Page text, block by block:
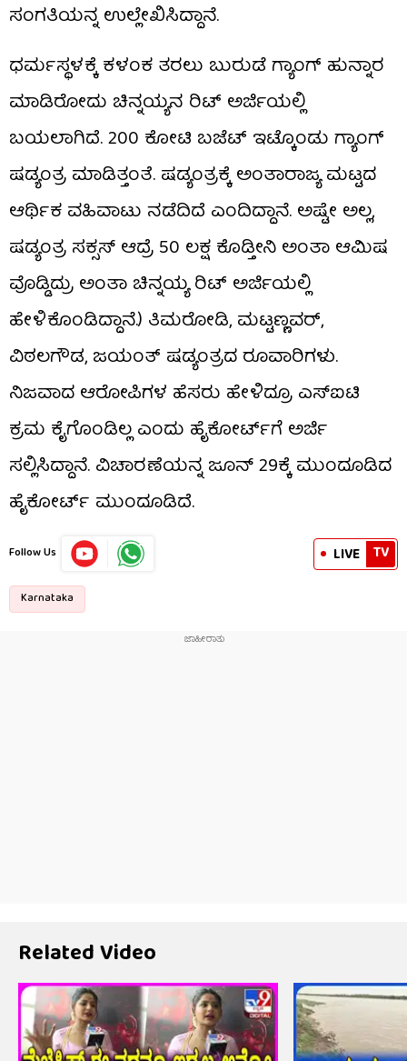
ಸಂಗತಿಯನ್ನ ಉಲ್ಲೇಖಿಸಿದ್ದಾನೆ.
ಧರ್ಮಸ್ಥಳಕ್ಕೆ ಕಳಂಕ ತರಲು ಬುರುಡೆ ಗ್ಯಾಂಗ್‌ ಹುನ್ನಾರ
ಮಾಡಿರೋದು ಚಿನ್ನಯ್ಯನ ರಿಟ್ ಅರ್ಜಿಯಲ್ಲಿ
ಬಯಲಾಗಿದೆ. 200 ಕೋಟಿ ಬಜೆಟ್ ಇಟ್ಕೊಂಡು ಗ್ಯಾಂಗ್
ಷಡ್ಯಂತ್ರ ಮಾಡಿತ್ತಂತೆ. ಷಡ್ಯಂತ್ರಕ್ಕೆ ಅಂತಾರಾಜ್ಯ ಮಟ್ಟದ
ಆರ್ಥಿಕ ವಹಿವಾಟು ನಡೆದಿದೆ ಎಂದಿದ್ದಾನೆ. ಅಷ್ಟೇ ಅಲ್ಲ,
ಷಡ್ಯಂತ್ರ ಸಕ್ಸಸ್ ಆದ್ರೆ 50 ಲಕ್ಷ ಕೊಡ್ತೀನಿ ಅಂತಾ ಆಮಿಷ
ವೊಡ್ಡಿದ್ರು ಅಂತಾ ಚಿನ್ನಯ್ಯ ರಿಟ್ ಅರ್ಜಿಯಲ್ಲಿ
ಹೇಳಿಕೊಂಡಿದ್ದಾನೆ.) ತಿಮರೋಡಿ, ಮಟ್ಟಣ್ಣವರ್,
ವಿಠಲಗೌಡ, ಜಯಂತ್ ಷಡ್ಯಂತ್ರದ ರೂವಾರಿಗಳು.
ನಿಜವಾದ ಆರೋಪಿಗಳ ಹೆಸರು ಹೇಳಿದ್ರೂ ಎಸ್‌ಐಟಿ
ಕ್ರಮ ಕೈಗೊಂಡಿಲ್ಲ ಎಂದು ಹೈಕೋರ್ಟ್‌ಗೆ ಅರ್ಜಿ
ಸಲ್ಲಿಸಿದ್ದಾನೆ. ವಿಚಾರಣೆಯನ್ನ ಜೂನ್ 29ಕ್ಕೆ ಮುಂದೂಡಿದ
ಹೈಕೋರ್ಟ್ ಮುಂದೂಡಿದೆ.
Follow Us LIVE TV
Karnataka
Related Video